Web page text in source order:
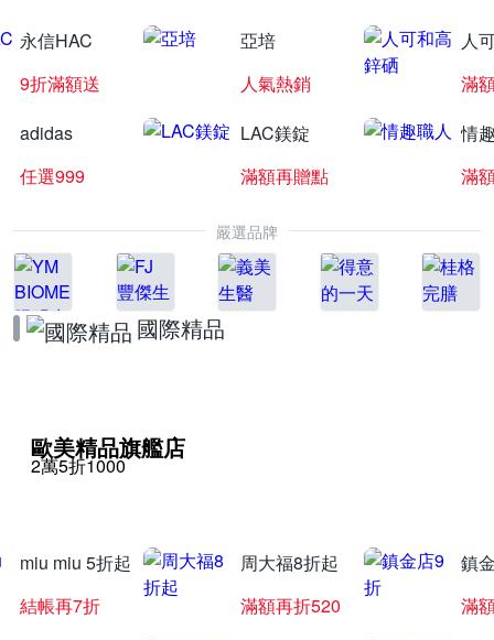
永信HAC
9折滿額送
亞培
人氣熱銷
人
滿
adidas
任選999
LAC鎂錠
滿額再贈點
情
滿
嚴選品牌
國際精品
歐美精品旗艦店
2萬5折1000
miu miu 5折起
結帳再7折
周大福8折起
滿額再折520
鎮
滿